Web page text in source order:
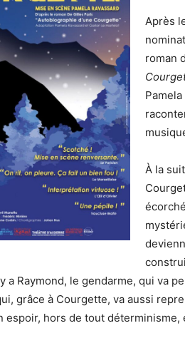
Après
roman
À la
a Raymond, le gendarme, qui va
grâce à Courgette, va aussi
espoir, hors de tout